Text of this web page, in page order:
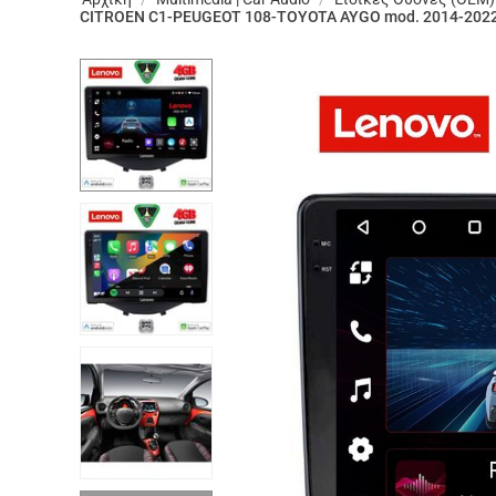
CITROEN C1-PEUGEOT 108-TOYOTA AYGO mod. 2014-